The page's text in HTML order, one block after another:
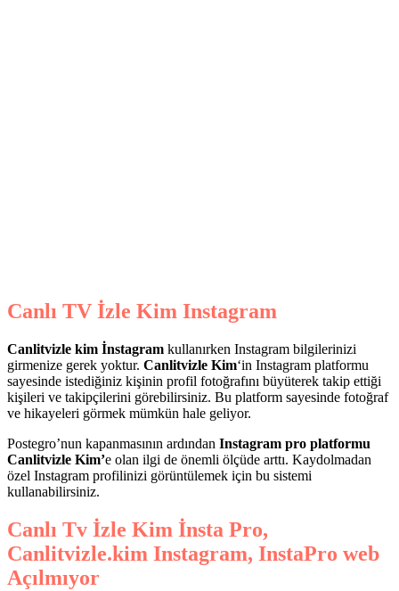
Canlı TV İzle Kim Instagram
Canlitvizle kim İnstagram kullanırken Instagram bilgilerinizi
girmenize gerek yoktur. Canlitvizle Kim‘in Instagram platformu
sayesinde istediğiniz kişinin profil fotoğrafını büyüterek takip ettiği
kişileri ve takipçilerini görebilirsiniz. Bu platform sayesinde fotoğraf
ve hikayeleri görmek mümkün hale geliyor.
Postegro’nun kapanmasının ardından Instagram pro platformu
Canlitvizle Kim’e olan ilgi de önemli ölçüde arttı. Kaydolmadan
özel Instagram profilinizi görüntülemek için bu sistemi
kullanabilirsiniz.
Canlı Tv İzle Kim İnsta Pro,
Canlitvizle.kim Instagram, InstaPro web
Açılmıyor